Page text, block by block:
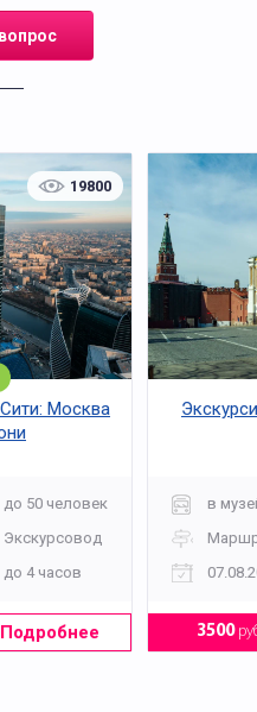
рассмотрят
Москвы объемно и
или уехать на метро.
19800
Москва
до 50 человек
Экскурсовод
до 4 часов
Подробнее
в
3500